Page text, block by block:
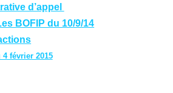
d’appel
BOFIP du 10/9/14
février 2015